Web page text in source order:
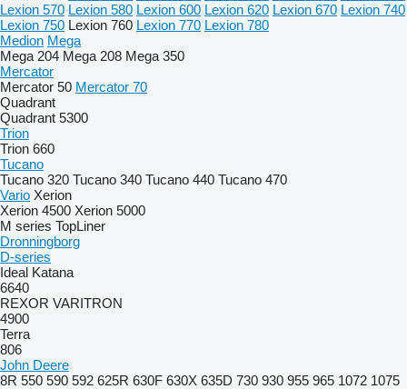
Lexion 570 Lexion 580 Lexion 600 Lexion 620 Lexion 670 Lexion 740
Lexion 750 Lexion 760 Lexion 770 Lexion 780
Medion Mega
Mega 204 Mega 208 Mega 350
Mercator
Mercator 50 Mercator 70
Quadrant
Quadrant 5300
Trion
Trion 660
Tucano
Tucano 320 Tucano 340 Tucano 440 Tucano 470
Vario Xerion
Xerion 4500 Xerion 5000
M series TopLiner
Dronningborg
D-series
Ideal Katana
6640
REXOR VARITRON
4900
Terra
806
John Deere
8R 550 590 592 625R 630F 630X 635D 730 930 955 965 1072 1075